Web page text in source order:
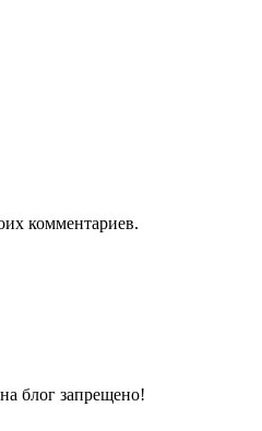
комментариев.
блог запрещено!